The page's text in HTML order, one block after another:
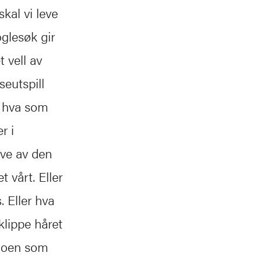
vi leve
gir
vell av
som
i
av den
vårt. Eller
Eller hva
håret
som